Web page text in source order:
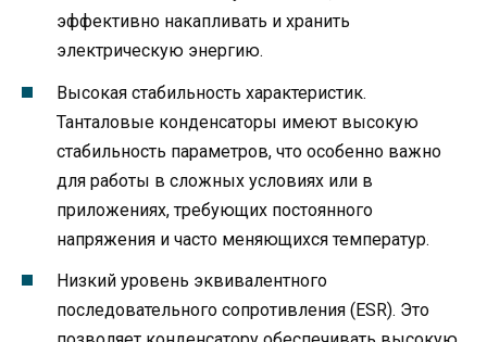
эффективно накапливать и хранить
электрическую энергию.
Высокая стабильность характеристик.
Танталовые конденсаторы имеют высокую
стабильность параметров, что особенно важно
для работы в сложных условиях или в
приложениях, требующих постоянного
напряжения и часто меняющихся температур.
Низкий уровень эквивалентного
последовательного сопротивления (ESR). Это